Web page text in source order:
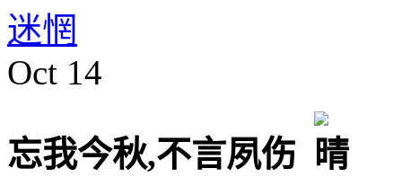
迷惘
Oct 14
忘我今秋,不言夙伤